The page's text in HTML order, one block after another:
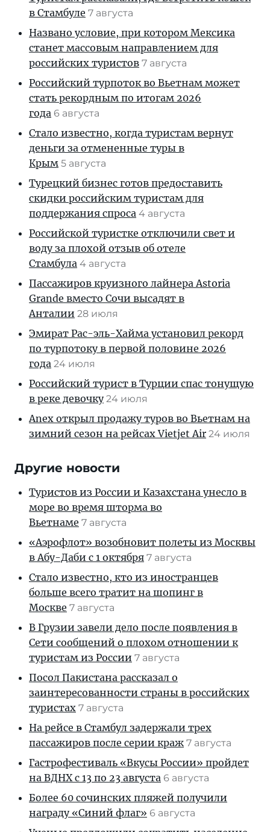
в Стамбуле 7 августа
Названо условие, при котором Мексика
станет массовым направлением для
российских туристов 7 августа
Российский турпоток во Вьетнам может
стать рекордным по итогам 2026
года 6 августа
Стало известно, когда туристам вернут
деньги за отмененные туры в
Крым 5 августа
Турецкий бизнес готов предоставить
скидки российским туристам для
поддержания спроса 4 августа
Российской туристке отключили свет и
воду за плохой отзыв об отеле
Стамбула 4 августа
Пассажиров круизного лайнера Astoria
Grande вместо Сочи высадят в
Анталии 28 июля
Эмират Рас-эль-Хайма установил рекорд
по турпотоку в первой половине 2026
года 24 июля
Российский турист в Турции спас тонущую
в реке девочку 24 июля
Anex открыл продажу туров во Вьетнам на
зимний сезон на рейсах Vietjet Air 24 июля
Другие новости
Туристов из России и Казахстана унесло в
море во время шторма во
Вьетнаме 7 августа
«Аэрофлот» возобновит полеты из Москвы
в Абу-Даби с 1 октября 7 августа
Стало известно, кто из иностранцев
больше всего тратит на шопинг в
Москве 7 августа
В Грузии завели дело после появления в
Сети сообщений о плохом отношении к
туристам из России 7 августа
Посол Пакистана рассказал о
заинтересованности страны в российских
туристах 7 августа
На рейсе в Стамбул задержали трех
пассажиров после серии краж 7 августа
Гастрофестиваль «Вкусы России» пройдет
на ВДНХ с 13 по 23 августа 6 августа
Более 60 сочинских пляжей получили
награду «Синий флаг» 6 августа